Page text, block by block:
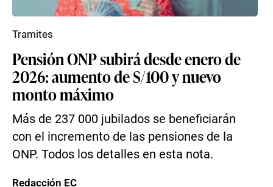
Pensión ONP subirá desde enero de
2026: aumento de S/100 y nuevo
monto máximo
Más de 237 000 jubilados se beneficiarán
con el incremento de las pensiones de la
ONP. Todos los detalles en esta nota.
Tramites
Redacción EC